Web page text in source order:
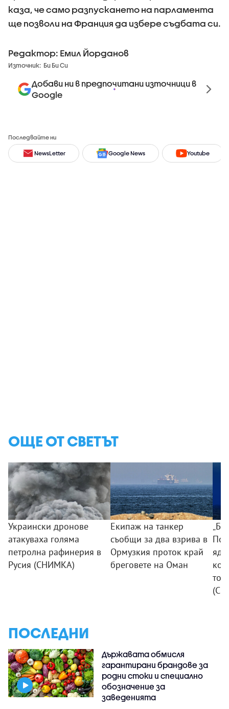
каза, че само разпускането на парламента
ще позволи на Франция да избере съдбата си.
Редактор: Емил Йорданов
Източник: Би Би Си
Добави ни в предпочитани източници в
Google
Последвайте ни
NewsLetter Google News Youtube
ОЩЕ ОТ СВЕТЪТ
Украински дронове
атакуваха голяма
петролна рафинерия в
Русия (СНИМКА)
Екипаж на танкер
съобщи за два взрива в
Ормузкия проток край
бреговете на Оман
ПОСЛЕДНИ
Държавата обмисля
гарантирани брандове за
родни стоки и специално
обозначение за
заведенията